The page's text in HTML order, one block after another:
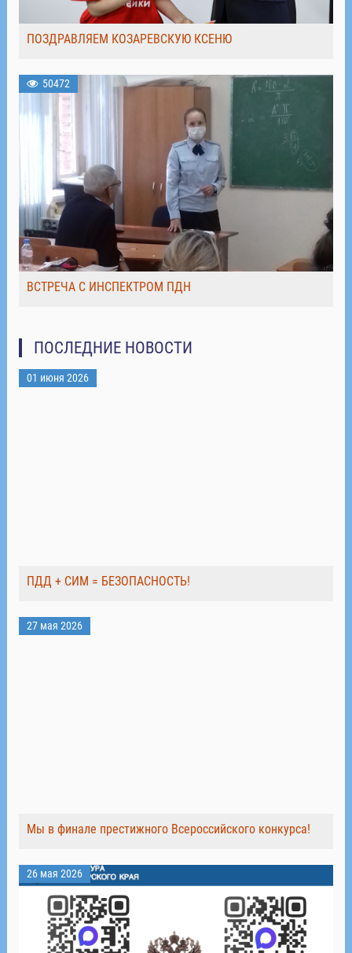
ПОЗДРАВЛЯЕМ КОЗАРЕВСКУЮ КСЕНЮ
50472
ВСТРЕЧА С ИНСПЕКТРОМ ПДН
ПОСЛЕДНИЕ НОВОСТИ
01 июня 2026
ПДД + СИМ = БЕЗОПАСНОСТЬ!
27 мая 2026
Мы в финале престижного Всероссийского конкурса!
26 мая 2026